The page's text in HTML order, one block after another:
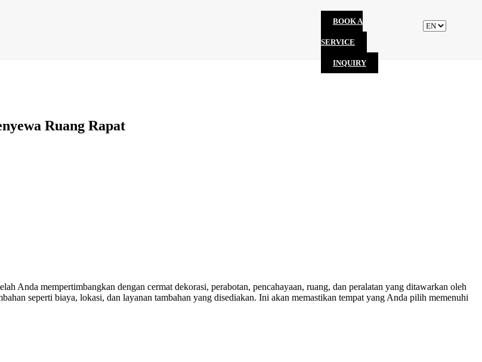
BOOK A
SERVICE
INQUIRY
Ruang Rapat
Anda mempertimbangkan dengan cermat dekorasi, perabotan, pencahayaan, ruang, dan peralatan yang ditawarkan oleh
seperti biaya, lokasi, dan layanan tambahan yang disediakan. Ini akan memastikan tempat yang Anda pilih memenuhi